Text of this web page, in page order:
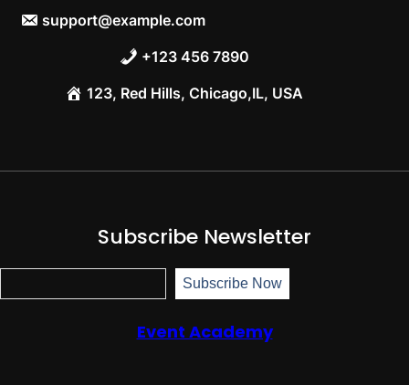
support@example.com
+123 456 7890
123, Red Hills, Chicago,IL, USA
Subscribe Newsletter
u
b
c
Subscribe Now
Event Academy